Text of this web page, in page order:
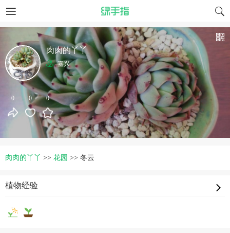
0 0 0
肉肉的丫丫
嘉兴
肉肉的丫丫 >> 花园 >> 冬云
植物经验